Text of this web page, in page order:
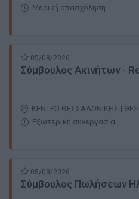
Μερική απασχόληση
05/08/2026
Σύμβουλος Ακινήτων -
ΚΕΝΤΡΟ ΘΕΣΣΑΛΟΝΙΚΗΣ |
Εξωτερική συνεργασία
05/08/2026
Σύμβουλος Πωλήσεων